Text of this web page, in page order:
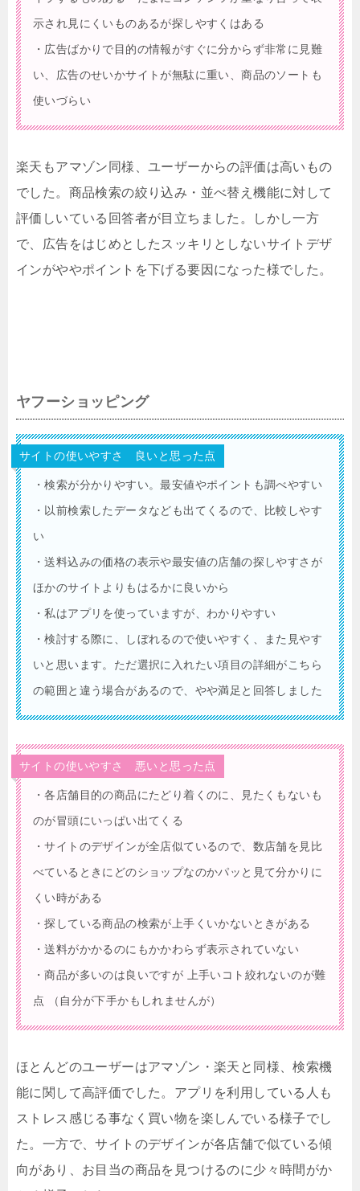
示され見にくいものあるが探しやすくはある
・広告ばかりで目的の情報がすぐに分からず非常に見難
い、広告のせいかサイトが無駄に重い、商品のソートも
使いづらい
楽天もアマゾン同様、ユーザーからの評価は高いもの
でした。商品検索の絞り込み・並べ替え機能に対して
評価しいている回答者が目立ちました。しかし一方
で、広告をはじめとしたスッキリとしないサイトデザ
インがややポイントを下げる要因になった様でした。
ヤフーショッピング
サイトの使いやすさ 良いと思った点
・検索が分かりやすい。最安値やポイントも調べやすい
・以前検索したデータなども出てくるので、比較しやす
い
・送料込みの価格の表示や最安値の店舗の探しやすさが
ほかのサイトよりもはるかに良いから
・私はアプリを使っていますが、わかりやすい
・検討する際に、しぼれるので使いやすく、また見やす
いと思います。ただ選択に入れたい項目の詳細がこちら
の範囲と違う場合があるので、やや満足と回答しました
サイトの使いやすさ 悪いと思った点
・各店舗目的の商品にたどり着くのに、見たくもないも
のが冒頭にいっぱい出てくる
・サイトのデザインが全店似ているので、数店舗を見比
べているときにどのショップなのかパッと見て分かりに
くい時がある
・探している商品の検索が上手くいかないときがある
・送料がかかるのにもかかわらず表示されていない
・商品が多いのは良いですが 上手いコト絞れないのが難
点 （自分が下手かもしれませんが）
ほとんどのユーザーはアマゾン・楽天と同様、検索機
能に関して高評価でした。アプリを利用している人も
ストレス感じる事なく買い物を楽しんでいる様子でし
た。一方で、サイトのデザインが各店舗で似ている傾
向があり、お目当の商品を見つけるのに少々時間がか